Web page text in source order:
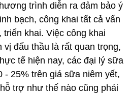
trình diễn ra đảm bảo ý
bạch, công khai tất cả vấn
khai. Việc công khai
đấu thầu là rất quan trọng,
tế hiện nay, các đại lý sữa
- 25% trên giá sữa niêm yết,
trợ như thế nào cũng phải